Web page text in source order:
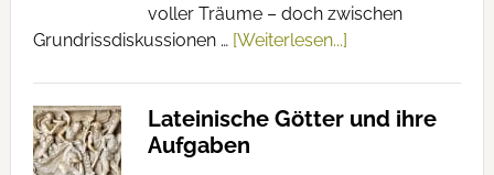
voller Träume – doch zwischen
Grundrissdiskussionen … [Weiterlesen...]
Lateinische Götter und ihre
Aufgaben